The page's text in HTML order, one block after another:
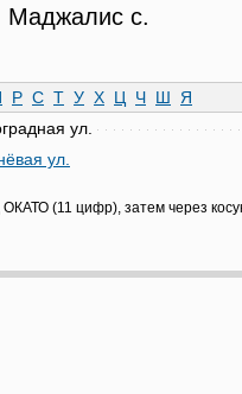
с.
Р С Т У Х Ц Ч Ш
Я
ул.
ул.
ОКАТО (11 цифр), затем через